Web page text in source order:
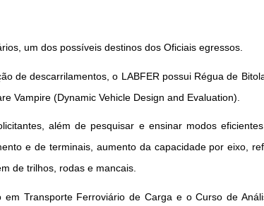
um dos possíveis destinos dos Oficiais egressos.
de descarrilamentos, o LABFER possui Régua de
Vampire (Dynamic Vehicle Design and Evaluation).
além de pesquisar e ensinar modos
e de terminais, aumento da capacidade por eixo,
de trilhos, rodas e mancais.
Transporte Ferroviário de Carga e o Curso de